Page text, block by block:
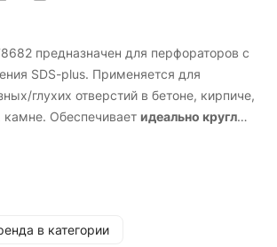
предназначен для перфораторов с
SDS-plus. Применяется для
глухих отверстий в бетоне, кирпиче,
камне. Обеспечивает идеально круглые
для в категории